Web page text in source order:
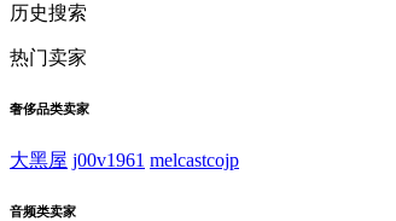
历史搜索
热门卖家
奢侈品类卖家
大黑屋 j00v1961 melcastcojp
音频类卖家